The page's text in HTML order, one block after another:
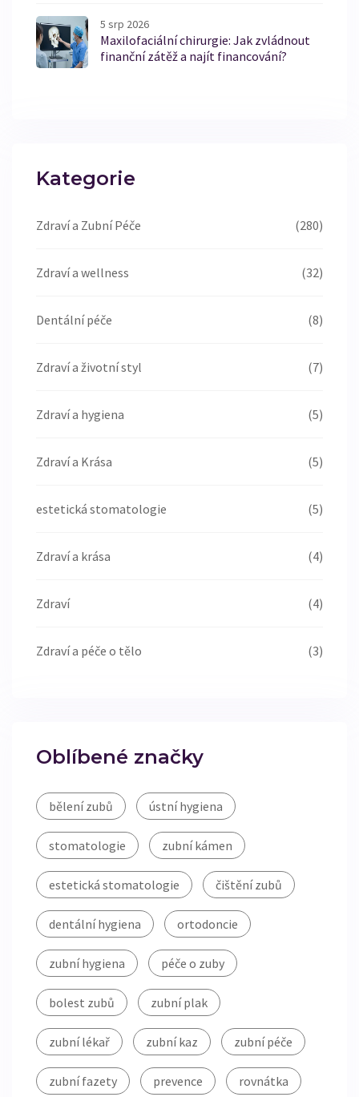
5 srp 2026
Maxilofaciální chirurgie: Jak zvládnout
finanční zátěž a najít financování?
Kategorie
Zdraví a Zubní Péče (280)
Zdraví a wellness (32)
Dentální péče (8)
Zdraví a životní styl (7)
Zdraví a hygiena (5)
Zdraví a Krása (5)
estetická stomatologie (5)
Zdraví a krása (4)
Zdraví (4)
Zdraví a péče o tělo (3)
Oblíbené značky
bělení zubů ústní hygiena
stomatologie zubní kámen
estetická stomatologie čištění zubů
dentální hygiena ortodoncie
zubní hygiena péče o zuby
bolest zubů zubní plak
zubní lékař zubní kaz zubní péče
zubní fazety prevence rovnátka